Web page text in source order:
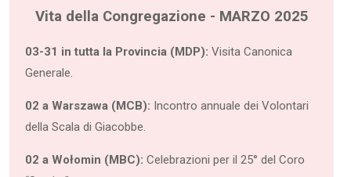
Vita della Congregazione - MARZO 2025
03-31 in tutta la Provincia (MDP): Visita Canonica
Generale.
02 a Warszawa (MCB): Incontro annuale dei Volontari
della Scala di Giacobbe.
02 a Wołomin (MBC): Celebrazioni per il 25° del Coro